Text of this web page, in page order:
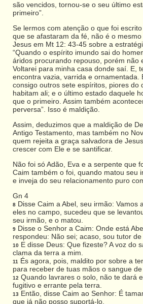
são vencidos, tornou-se o seu último
primeiro”.
Se lermos com atenção o que foi
que se afastaram da fé, não é o
Jesus em Mt 12: 43-45 sobre a
“Quando o espírito imundo sai do
áridos procurando repouso, porém não
Voltarei para minha casa donde saí. E,
encontra vazia, varrida e ornamentada.
consigo outros sete espíritos, piores do
habitam ali; e o último estado daquele
que o primeiro. Assim também
perversa”. Isso é maldição.
Assim, deduzimos que a maldição de
Antigo Testamento, mas também no
quem rejeita a graça salvadora de
crescer com Ele e se santificar.
Não foi só Adão, Eva e a serpente que
Caim também o foi, quando matou seu
e inveja do seu relacionamento puro
Gn 4
8 Disse Caim a Abel, seu irmão: Vamos
eles no campo, sucedeu que se
seu irmão, e o matou.
9 Disse o Senhor a Caim: Onde está
respondeu: Não sei; acaso, sou tutor
10 E disse Deus: Que fizeste? A voz do
clama da terra a mim.
11
És agora, pois, maldito por sobre a
para receber de tuas mãos o sangue de
12 Quando lavrares o solo, não te dará
fugitivo e errante pela terra.
13 Então, disse Caim ao Senhor: É
que já não posso suportá-lo.